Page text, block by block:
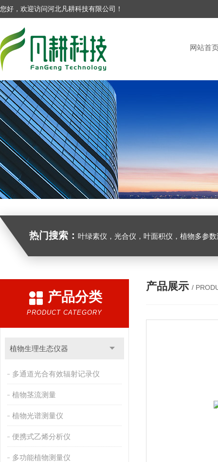
您好，欢迎访问河北凡耕科技有限公司！
网站首
热门搜索： 叶绿素仪，光合仪，叶面积仪，植物多参数测量仪，
产品分类
PRODUCT CATEGORY
植物生理生态仪器
多通道光合有效辐射记录仪
植物茎流测量
植物光谱测量仪
便携式乙烯分析仪
多功能植物测量仪
产品展示 /